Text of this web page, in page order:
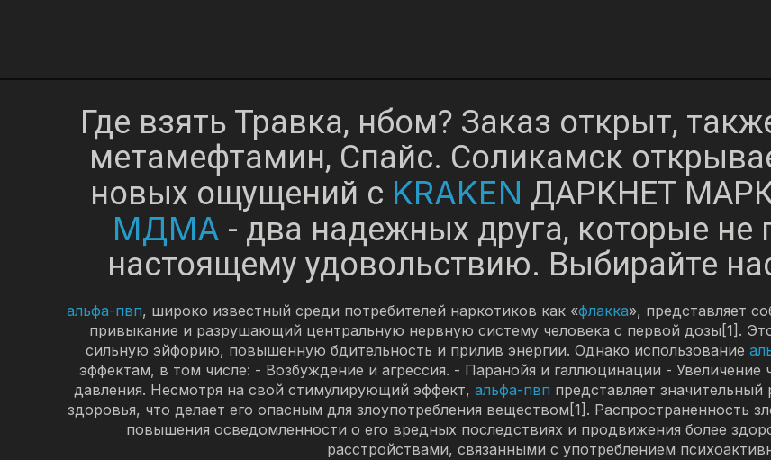
Где взять Травка, нбом? Заказ открыт,
метамефтамин, Спайс. Соликамск
новых ощущений с KRAKEN ДАРКНЕТ
МДМА - два надежных друга, которые не
настоящему удовольствию. Выбирайте
альфа-пвп, широко известный среди потребителей наркотиков как «флакка», представляет
привыкание и разрушающий центральную нервную систему человека с первой дозы[1].
сильную эйфорию, повышенную бдительность и прилив энергии. Однако использование
эффектам, в том числе: - Возбуждение и агрессия. - Паранойя и галлюцинации -
давления. Несмотря на свой стимулирующий эффект, альфа-пвп представляет значительный
здоровья, что делает его опасным для злоупотребления веществом[1]. Распространенность
повышения осведомленности о его вредных последствиях и продвижения более
расстройствами, связанными с употреблением